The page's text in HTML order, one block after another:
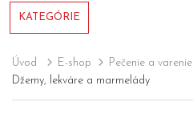
KATEGÓRIE
Úvod E-shop
Pečenie a varenie
Džemy, lekváre a marmelády